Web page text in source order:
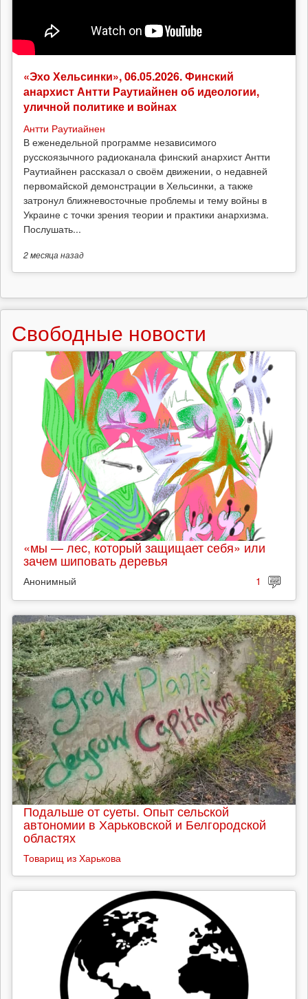
«Эхо Хельсинки», 06.05.2026. Финский
анархист Антти Раутиайнен об идеологии,
уличной политике и войнах
Антти Раутиайнен
В еженедельной программе независимого
русскоязычного радиоканала финский анархист Антти
Раутиайнен рассказал о своём движении, о недавней
первомайской демонстрации в Хельсинки, а также
затронул ближневосточные проблемы и тему войны в
Украине с точки зрения теории и практики анархизма.
Послушать...
2 месяцаназад
Свободные новости
«мы — лес, который защищает себя» или
зачем шиповать деревья
Анонимный 1
Подальше от суеты. Опыт сельской
автономии в Харьковской и Белгородской
областях
Товарищ из Харькова